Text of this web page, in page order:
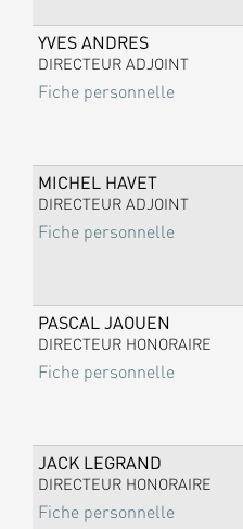
YVES ANDRES
DIRECTEUR ADJOINT
Fiche personnelle
MICHEL HAVET
DIRECTEUR ADJOINT
Fiche personnelle
PASCAL JAOUEN
DIRECTEUR HONORAIRE
Fiche personnelle
JACK LEGRAND
DIRECTEUR HONORAIRE
Fiche personnelle